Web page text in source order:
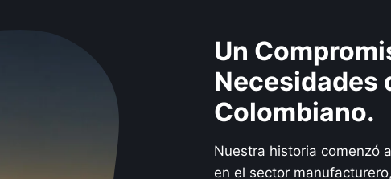
Un
Necesidades
Colombiano.
Nuestra historia comenzó
en el sector